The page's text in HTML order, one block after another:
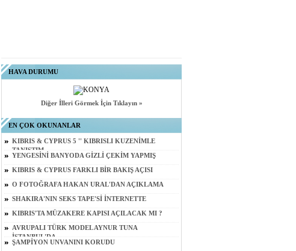
HAVA DURUMU
Diğer İlleri Görmek İçin Tıklayın »
EN ÇOK OKUNANLAR
KIBRIS & CYPRUS 5 '' KIBRISLI KUZENİMLE
TANIŞTIM
YENGESİNİ BANYODA GİZLİ ÇEKİM YAPMIŞ
KIBRIS & CYPRUS FARKLI BİR BAKIŞ AÇISI
O FOTOĞRAFA HAKAN URAL'DAN AÇIKLAMA
SHAKIRA'NIN SEKS TAPE'Sİ İNTERNETTE
KIBRIS'TA MÜZAKERE KAPISI AÇILACAK MI ?
AVRUPALI TÜRK MODEL AYNUR TUNA
İSTANBUL'DA
ŞAMPİYON UNVANINI KORUDU